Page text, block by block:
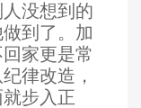
没想到的
到了。加
家更是常
律改造，
步入正